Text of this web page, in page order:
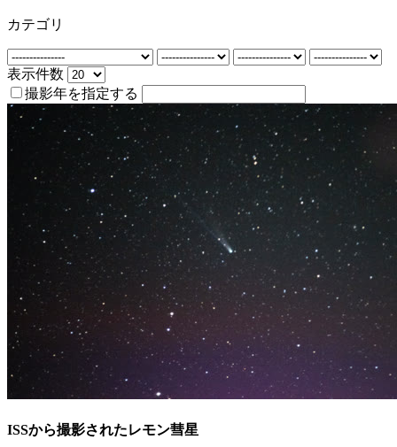
カテゴリ
表示件数
撮影年を指定する
ISSから撮影されたレモン彗星